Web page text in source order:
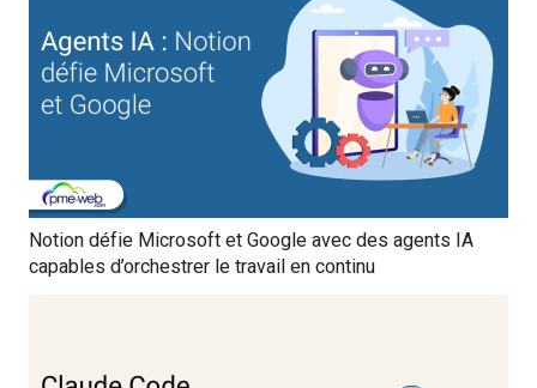
Notion défie Microsoft et Google avec des agents IA
capables d’orchestrer le travail en continu